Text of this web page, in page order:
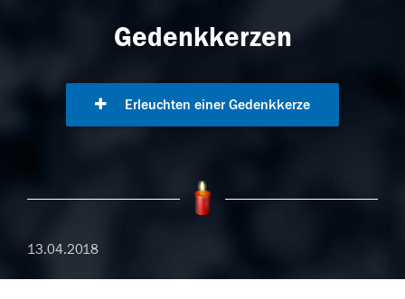
Gedenkkerzen
Erleuchten einer Gedenkkerze
13.04.2018